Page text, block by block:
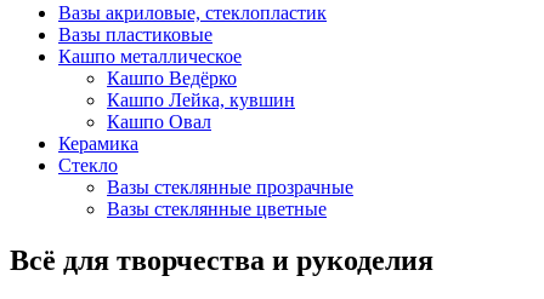
Вазы акриловые, стеклопластик
Вазы пластиковые
Кашпо металлическое
Кашпо Ведёрко
Кашпо Лейка, кувшин
Кашпо Овал
Керамика
Стекло
Вазы стеклянные прозрачные
Вазы стеклянные цветные
Всё для творчества и рукоделия